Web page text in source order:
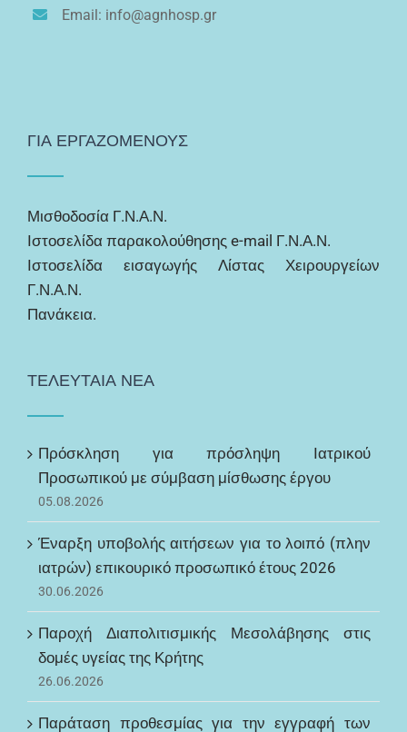
Email: info@agnhosp.gr
ΓΙΑ ΕΡΓΑΖΟΜΕΝΟΥΣ
Μισθοδοσία Γ.Ν.Α.Ν.
Ιστοσελίδα παρακολούθησης e-mail Γ.Ν.Α.Ν.
Ιστοσελίδα εισαγωγής Λίστας Χειρουργείων
Γ.Ν.Α.Ν.
Πανάκεια.
ΤΕΛΕΥΤΑΙΑ ΝΕΑ
Πρόσκληση για πρόσληψη Ιατρικού
Προσωπικού με σύμβαση μίσθωσης έργου
05.08.2026
Έναρξη υποβολής αιτήσεων για το λοιπό (πλην
ιατρών) επικουρικό προσωπικό έτους 2026
30.06.2026
Παροχή Διαπολιτισμικής Μεσολάβησης στις
δομές υγείας της Κρήτης
26.06.2026
Παράταση προθεσμίας για την εγγραφή των